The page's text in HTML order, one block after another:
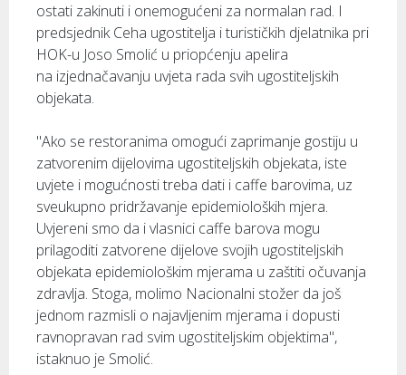
ostati zakinuti i onemogućeni za normalan rad. I
predsjednik Ceha ugostitelja i turističkih djelatnika pri
HOK-u Joso Smolić u priopćenju apelira
na izjednačavanju uvjeta rada svih ugostiteljskih
objekata.
"Ako se restoranima omogući zaprimanje gostiju u
zatvorenim dijelovima ugostiteljskih objekata, iste
uvjete i mogućnosti treba dati i caffe barovima, uz
sveukupno pridržavanje epidemioloških mjera.
Uvjereni smo da i vlasnici caffe barova mogu
prilagoditi zatvorene dijelove svojih ugostiteljskih
objekata epidemiološkim mjerama u zaštiti očuvanja
zdravlja. Stoga, molimo Nacionalni stožer da još
jednom razmisli o najavljenim mjerama i dopusti
ravnopravan rad svim ugostiteljskim objektima",
istaknuo je Smolić.